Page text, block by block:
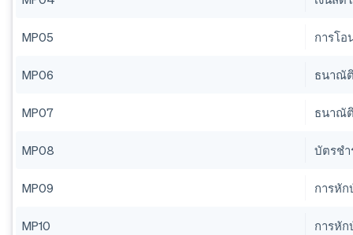
MP05 การโอ
MP06 ธนาณั
MP07 ธนาณั
MP08 บัตรชํา
MP09 การหั
MP10 การหั